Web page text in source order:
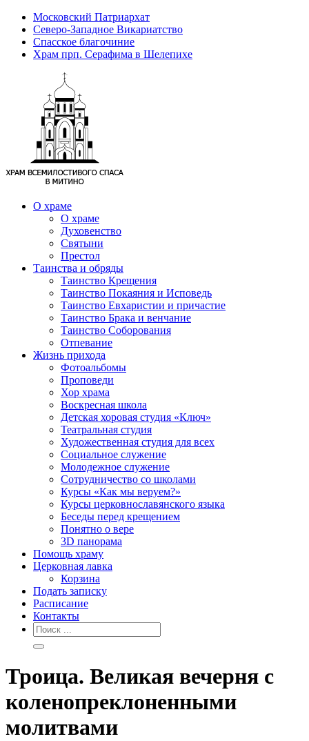
Московский Патриархат
Северо-Западное Викариатство
Спасское благочиние
Храм прп. Серафима в Шелепихе
О храме
О храме
Духовенство
Святыни
Престол
Таинства и обряды
Таинство Крещения
Таинство Покаяния и Исповедь
Таинство Евхаристии и причастие
Таинство Брака и венчание
Таинство Соборования
Отпевание
Жизнь прихода
Фотоальбомы
Проповеди
Хор храма
Воскресная школа
Детская хоровая студия «Ключ»
Театральная студия
Х​удожественная студия для всех
Социальное служение
Молодежное служение
Сотрудничество со школами
Курсы «Как мы веруем?»
Курсы церковнославянского языка
Беседы перед крещением
Понятно о вере
3D панорама
Помощь храму
Церковная лавка
Корзина
Подать записку
Расписание
Контакты
Троица. Великая вечерня с
коленопреклоненными
молитвами